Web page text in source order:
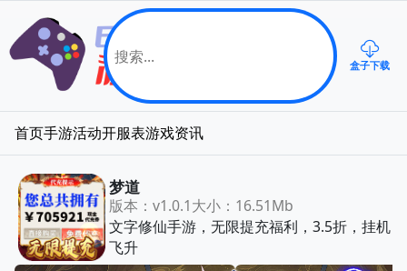
盒子下载
首页手游活动开服表游戏资讯
梦道
版本：v1.0.1大小：16.51Mb
文字修仙手游，无限提充福利，3.5折，挂机
飞升